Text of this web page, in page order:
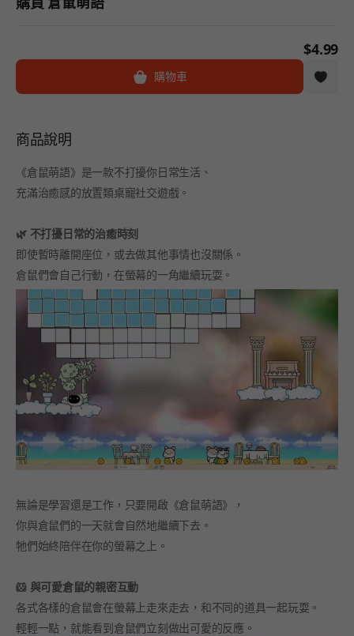
$4.99
購物車
商品說明
《倉鼠萌語》是一款不打擾你日常生活、
充滿治癒感的放置類桌寵社交遊戲。
🌿 不打擾日常的治癒時刻
即使暫時離開座位，或去做其他事情也沒關係。
倉鼠們會自己行動，在螢幕的一角繼續玩耍。
無論是學習還是工作，只要開啟《倉鼠萌語》，
你與倉鼠們的一天就會自然地繼續下去。
牠們始終陪伴在你的螢幕之上。
🐹 與可愛倉鼠的親密互動
各式各樣的倉鼠會在螢幕上走來走去，和不同的道具一起玩耍。
輕輕一點，就能看到倉鼠們立刻做出可愛的反應。